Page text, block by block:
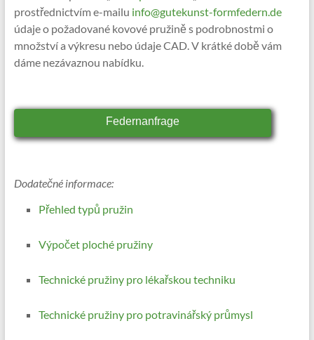
prostřednictvím e-mailu info@gutekunst-formfedern.de
údaje o požadované kovové pružině s podrobnostmi o
množství a výkresu nebo údaje CAD. V krátké době vám
dáme nezávaznou nabídku.
Federnanfrage
Dodatečné informace:
Přehled typů pružin
Výpočet ploché pružiny
Technické pružiny pro lékařskou techniku
Technické pružiny pro potravinářský průmysl